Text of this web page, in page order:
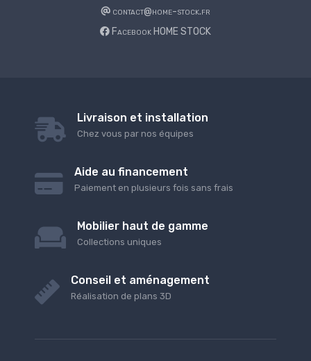
contact@home-stock.fr
Facebook HOME STOCK
Livraison et installation
Chez vous par nos équipes
Aide au financement
Paiement en plusieurs fois sans frais
Mobilier haut de gamme
Collections uniques
Conseil et aménagement
Réalisation de plans 3D